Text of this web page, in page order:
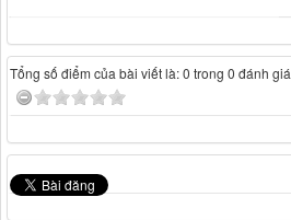
Tổng số điểm của bài viết là: 0 trong 0 đánh giá